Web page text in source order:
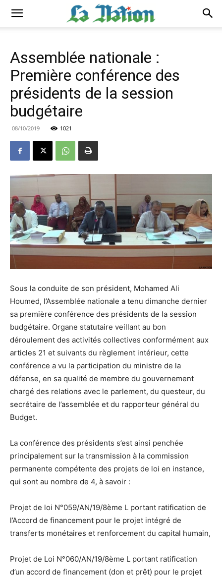
Assemblée nationale :
Première conférence des
présidents de la session
budgétaire
08/10/2019 1021
Sous la conduite de son président, Mohamed Ali
Houmed, l’Assemblée nationale a tenu dimanche dernier
sa première conférence des présidents de la session
budgétaire. Organe statutaire veillant au bon
déroulement des activités collectives conformément aux
articles 21 et suivants du règlement intérieur, cette
conférence a vu la participation du ministre de la
défense, en sa qualité de membre du gouvernement
chargé des relations avec le parlement, du questeur, du
secrétaire de l’assemblée et du rapporteur général du
Budget.
La conférence des présidents s’est ainsi penchée
principalement sur la transmission à la commission
permanente compétente des projets de loi en instance,
qui sont au nombre de 4, à savoir :
Projet de loi N°059/AN/19/8ème L portant ratification de
l’Accord de financement pour le projet intégré de
transferts monétaires et renforcement du capital humain,
Projet de Loi N°060/AN/19/8ème L portant ratification
d’un accord de financement (don et prêt) pour le projet